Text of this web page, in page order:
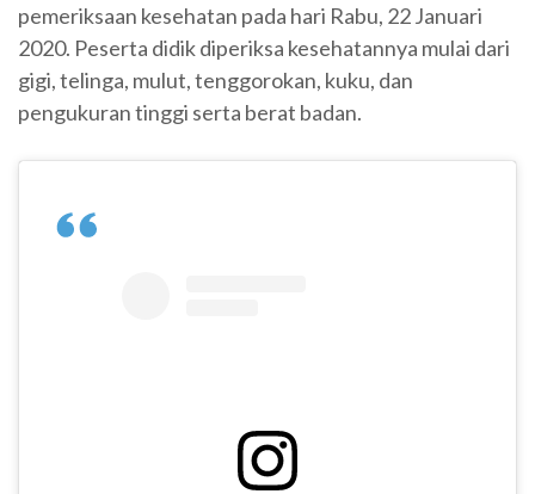
pemeriksaan kesehatan pada hari Rabu, 22 Januari
2020. Peserta didik diperiksa kesehatannya mulai dari
gigi, telinga, mulut, tenggorokan, kuku, dan
pengukuran tinggi serta berat badan.